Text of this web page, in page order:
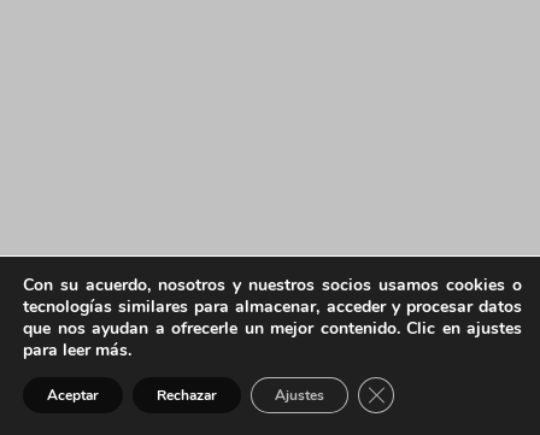
Con su acuerdo, nosotros y nuestros socios usamos cookies o
tecnologías similares para almacenar, acceder y procesar datos
que nos ayudan a ofrecerle un mejor contenido. Clic en ajustes
para leer más.
Aceptar Rechazar Ajustes Cerrar el banner de